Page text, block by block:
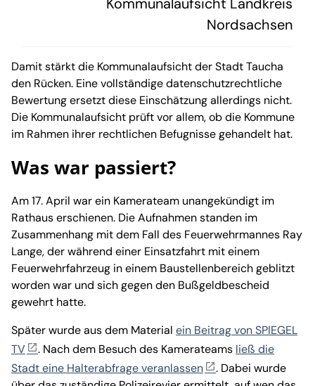
Kommunalaufsicht Landkreis
Nordsachsen
Damit stärkt die Kommunalaufsicht der Stadt Taucha
den Rücken. Eine vollständige datenschutzrechtliche
Bewertung ersetzt diese Einschätzung allerdings nicht.
Die Kommunalaufsicht prüft vor allem, ob die Kommune
im Rahmen ihrer rechtlichen Befugnisse gehandelt hat.
Was war passiert?
Am 17. April war ein Kamerateam unangekündigt im
Rathaus erschienen. Die Aufnahmen standen im
Zusammenhang mit dem Fall des Feuerwehrmannes Ray
Lange, der während einer Einsatzfahrt mit einem
Feuerwehrfahrzeug in einem Baustellenbereich geblitzt
worden war und sich gegen den Bußgeldbescheid
gewehrt hatte.
Später wurde aus dem Material ein Beitrag von SPIEGEL
TV
. Nach dem Besuch des Kamerateams ließ die
Stadt eine Halterabfrage veranlassen
. Dabei wurde